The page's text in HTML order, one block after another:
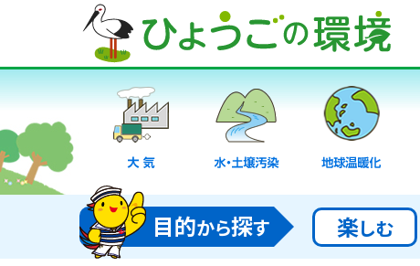
大気 水・土壌汚染 地球温暖化
目的から探す 楽しむ